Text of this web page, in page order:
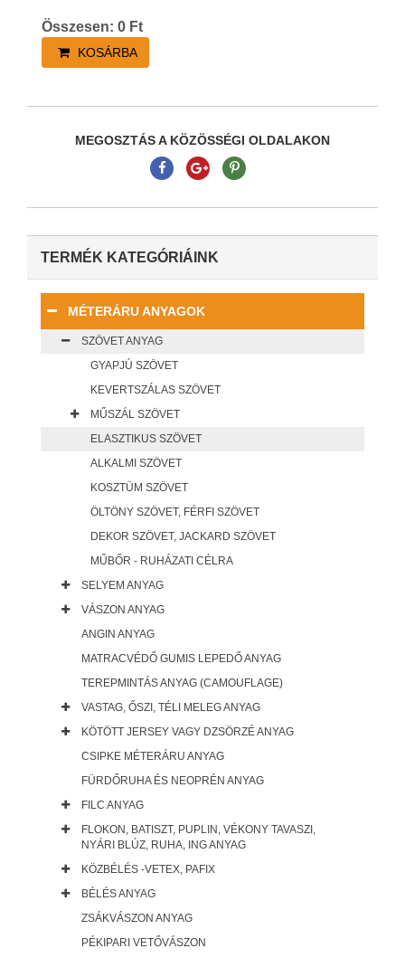
Összesen: 0 Ft
KOSÁRBA
MEGOSZTÁS A KÖZÖSSÉGI OLDALAKON
TERMÉK KATEGÓRIÁINK
MÉTERÁRU ANYAGOK
SZÖVET ANYAG
GYAPJÚ SZÖVET
KEVERTSZÁLAS SZÖVET
MŰSZÁL SZÖVET
ELASZTIKUS SZÖVET
ALKALMI SZÖVET
KOSZTÜM SZÖVET
ÖLTÖNY SZÖVET, FÉRFI SZÖVET
DEKOR SZÖVET, JACKARD SZÖVET
MŰBŐR - RUHÁZATI CÉLRA
SELYEM ANYAG
VÁSZON ANYAG
ANGIN ANYAG
MATRACVÉDŐ GUMIS LEPEDŐ ANYAG
TEREPMINTÁS ANYAG (CAMOUFLAGE)
VASTAG, ŐSZI, TÉLI MELEG ANYAG
KÖTÖTT JERSEY VAGY DZSÖRZÉ ANYAG
CSIPKE MÉTERÁRU ANYAG
FÜRDŐRUHA ÉS NEOPRÉN ANYAG
FILC ANYAG
FLOKON, BATISZT, PUPLIN, VÉKONY TAVASZI,
NYÁRI BLÚZ, RUHA, ING ANYAG
KÖZBÉLÉS -VETEX, PAFIX
BÉLÉS ANYAG
ZSÁKVÁSZON ANYAG
PÉKIPARI VETŐVÁSZON